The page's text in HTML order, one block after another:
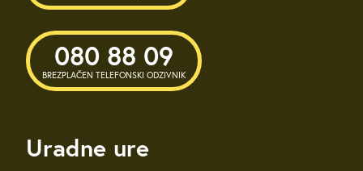
080 88 09
BREZPLAČEN TELEFONSKI ODZIVNIK
Uradne ure